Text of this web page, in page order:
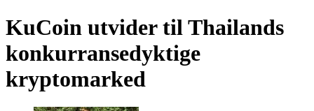
KuCoin utvider til Thailands
konkurransedyktige
kryptomarked